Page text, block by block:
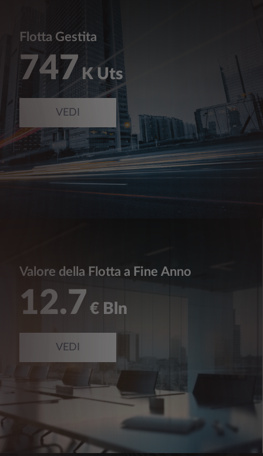
Flotta Gestita
747 K Uts
VEDI
Valore della Flotta a Fine Anno
12.7 € Bln
VEDI